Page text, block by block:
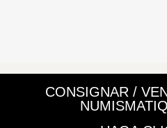
CONSIGNAR /